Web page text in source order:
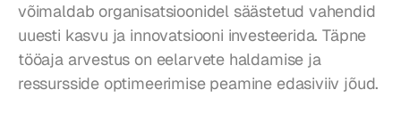
võimaldab organisatsioonidel säästetud vahendid
uuesti kasvu ja innovatsiooni investeerida. Täpne
tööaja arvestus on eelarvete haldamise ja
ressursside optimeerimise peamine edasiviiv jõud.